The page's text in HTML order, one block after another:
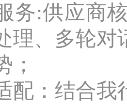
务:供应商
理、多轮对
；
配： 结合我